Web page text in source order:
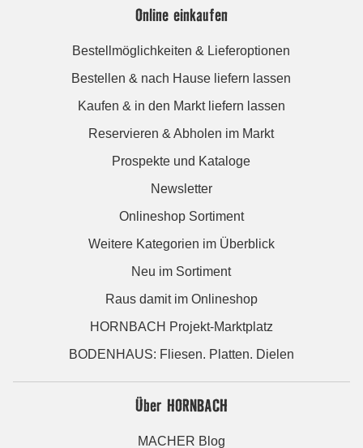
Online einkaufen
Bestellmöglichkeiten & Lieferoptionen
Bestellen & nach Hause liefern lassen
Kaufen & in den Markt liefern lassen
Reservieren & Abholen im Markt
Prospekte und Kataloge
Newsletter
Onlineshop Sortiment
Weitere Kategorien im Überblick
Neu im Sortiment
Raus damit im Onlineshop
HORNBACH Projekt-Marktplatz
BODENHAUS: Fliesen. Platten. Dielen
Über HORNBACH
MACHER Blog